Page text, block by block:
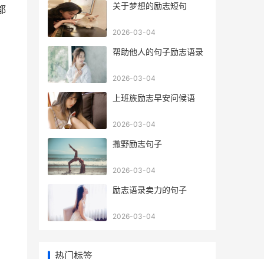
​关于梦想的励志短句
2026-03-04
​帮助他人的句子励志语录
2026-03-04
​上班族励志早安问候语
2026-03-04
​撒野励志句子
2026-03-04
​励志语录卖力的句子
2026-03-04
热门标签